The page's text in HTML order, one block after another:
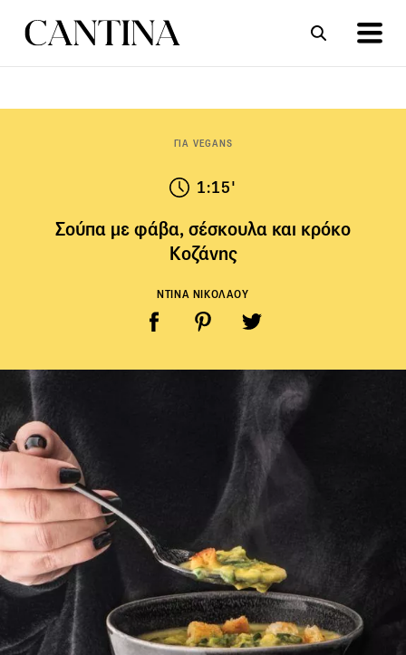
ΓΙΑ VEGANS
1:15'
Σούπα με φάβα, σέσκουλα και κρόκο
Κοζάνης
ΝΤΙΝΑ ΝΙΚΟΛΑΟΥ